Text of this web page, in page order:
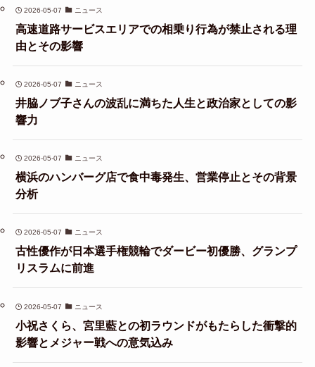
2026-05-07 ニュース
高速道路サービスエリアでの相乗り行為が禁止される理
由とその影響
2026-05-07 ニュース
井脇ノブ子さんの波乱に満ちた人生と政治家としての影
響力
2026-05-07 ニュース
横浜のハンバーグ店で食中毒発生、営業停止とその背景
分析
2026-05-07 ニュース
古性優作が日本選手権競輪でダービー初優勝、グランプ
リスラムに前進
2026-05-07 ニュース
小祝さくら、宮里藍との初ラウンドがもたらした衝撃的
影響とメジャー戦への意気込み